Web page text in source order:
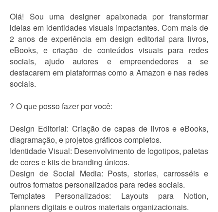
Olá! Sou uma designer apaixonada por transformar
ideias em identidades visuais impactantes. Com mais de
2 anos de experiência em design editorial para livros,
eBooks, e criação de conteúdos visuais para redes
sociais, ajudo autores e empreendedores a se
destacarem em plataformas como a Amazon e nas redes
sociais.
? O que posso fazer por você:
Design Editorial: Criação de capas de livros e eBooks,
diagramação, e projetos gráficos completos.
Identidade Visual: Desenvolvimento de logotipos, paletas
de cores e kits de branding únicos.
Design de Social Media: Posts, stories, carrosséis e
outros formatos personalizados para redes sociais.
Templates Personalizados: Layouts para Notion,
planners digitais e outros materiais organizacionais.